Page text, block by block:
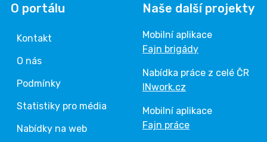
O portálu
Kontakt
O nás
Podmínky
Statistiky pro média
Nabídky na web
Naše další projekty
Mobilní aplikace
Fajn brigády
Nabídka práce z celé ČR
INwork.cz
Mobilní aplikace
Fajn práce